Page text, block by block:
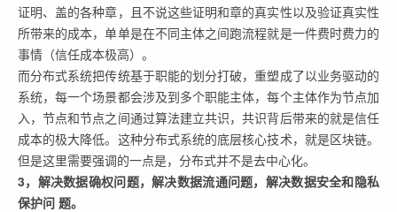
证明、盖的各种章，且不说这些证明和章的真实性以及验证真实性
所带来的成本，单单是在不同主体之间跑流程就是一件费时费力的
事情（信任成本极高）。
而分布式系统把传统基于职能的划分打破，重塑成了以业务驱动的
系统，每一个场景都会涉及到多个职能主体，每个主体作为节点加
入，节点和节点之间通过算法建立共识，共识背后带来的就是信任
成本的极大降低。这种分布式系统的底层核心技术，就是区块链。
但是这里需要强调的一点是，分布式并不是去中心化。
3，解决数据确权问题，解决数据流通问题，解决数据安全和隐私
保护问 题。